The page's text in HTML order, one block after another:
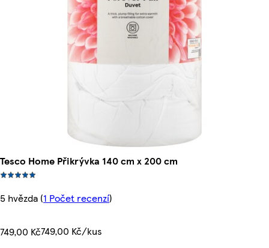
Tesco Home Přikrývka 140 cm x 200 cm
5 hvězda (1 Počet recenzí)
749,00 Kč749,00 Kč/kus